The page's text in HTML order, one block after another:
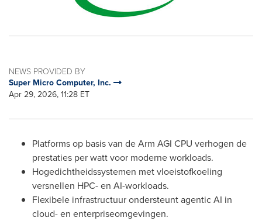
NEWS PROVIDED BY
Super Micro Computer, Inc.
Apr 29, 2026, 11:28 ET
Platforms op basis van de Arm AGI CPU verhogen de
prestaties per watt voor moderne workloads.
Hogedichtheidssystemen met vloeistofkoeling
versnellen HPC- en AI-workloads.
Flexibele infrastructuur ondersteunt agentic AI in
cloud- en enterpriseomgevingen.